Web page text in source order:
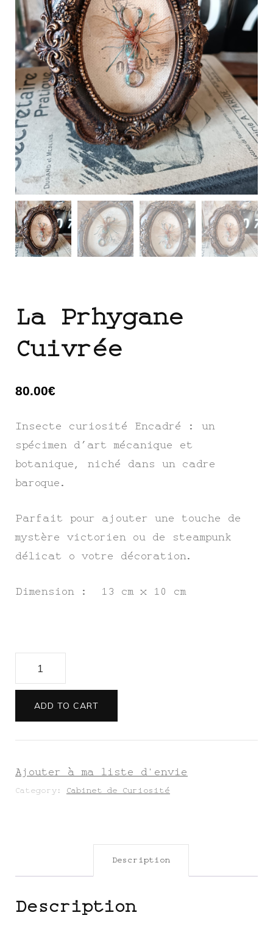
La Prhygane
Cuivrée
80.00€
Insecte curiosité Encadré : un
spécimen d’art mécanique et
botanique, niché dans un cadre
baroque.
Parfait pour ajouter une touche de
mystère victorien ou de steampunk
délicat o votre décoration.
Dimension : 13 cm x 10 cm
ADD TO CART
Ajouter à ma liste d'envie
Category: Cabinet de Curiosité
Description
Description